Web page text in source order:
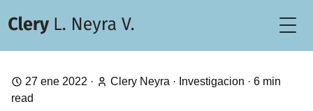
27 ene 2022 · Clery Neyra · Investigacion · 6 min
read